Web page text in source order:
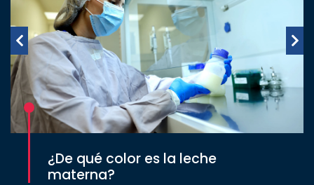
¿De qué color es la leche
materna?